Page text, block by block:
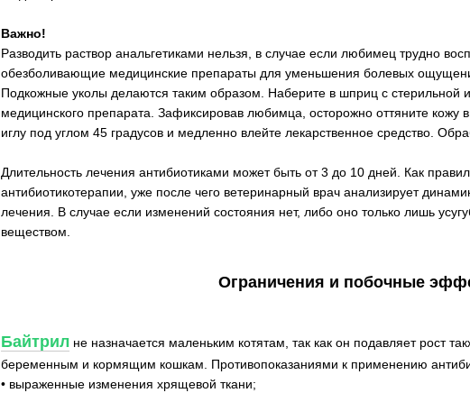
Важно!
Разводить раствор анальгетиками нельзя, в случае если любимец трудно
обезболивающие медицинские препараты для уменьшения болевых
Подкожные уколы делаются таким образом. Наберите в шприц с стерильной
медицинского препарата. Зафиксировав любимца, осторожно оттяните кожу
иглу под углом 45 градусов и медленно влейте лекарственное средство.
Длительность лечения антибиотиками может быть от 3 до 10 дней. Как
антибиотикотерапии, уже после чего ветеринарный врач анализирует
лечения. В случае если изменений состояния нет, либо оно только лишь
веществом.
Ограничения и побочные
Байтрил не назначается маленьким котятам, так как он подавляет рост
беременным и кормящим кошкам. Противопоказаниями к применению
• выраженные изменения хрящевой ткани;